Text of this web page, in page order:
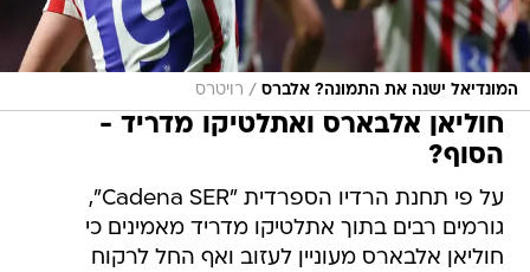
המונדיאל ישנה את התמונה? אלברס / רויטרס
חוליאן אלבארס ואתלטיקו מדריד -
הסוף?
על פי תחנת הרדיו הספרדית "Cadena SER",
גורמים רבים בתוך אתלטיקו מדריד מאמינים כי
חוליאן אלבארס מעוניין לעזוב ואף החל לרקוח